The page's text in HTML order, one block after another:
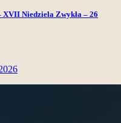
XVII Niedziela Zwykła – 26